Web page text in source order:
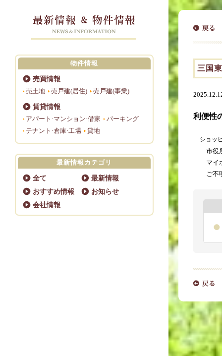
三国
利便性
ショッ
市役所
マイホ
ご不明
物件情報
売買情報
売土地
売戸建(居住) 売戸建(事業)
賃貸情報
アパート·マンション·借家
パーキング
テナント·倉庫·工場
貸地
最新情報カテゴリ
全て
最新情報
おすすめ情報
お知らせ
会社情報